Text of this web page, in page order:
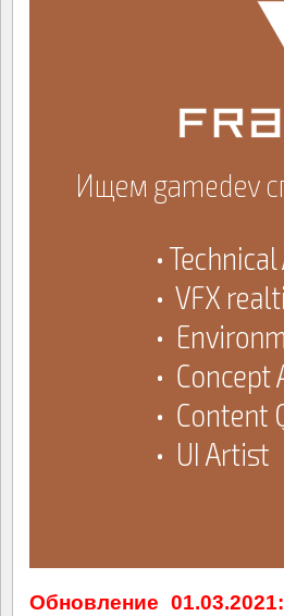
Обновление 01.03.2021: